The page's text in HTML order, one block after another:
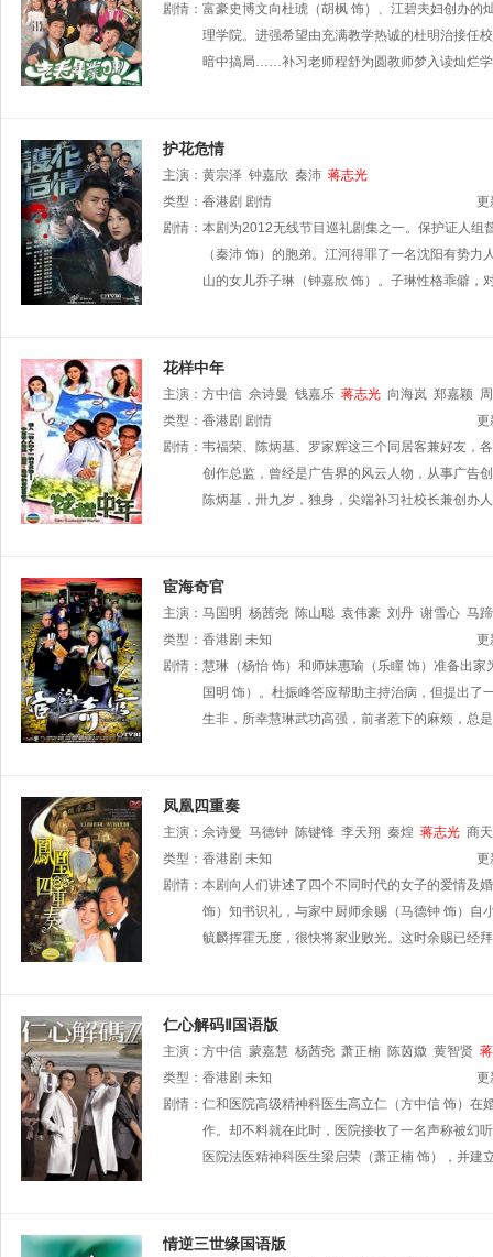
剧情： 富豪史博文向杜琥（胡枫 饰）、江碧夫妇创办的
理学院。进强希望由充满教学热诚的杜明治接任
暗中搞局……补习老师程舒为圆教师梦入读灿烂
护花危情
主演： 黄宗泽 钟嘉欣 秦沛 蒋志光
类型： 香港剧 剧情
更
剧情： 本剧为2012无线节目巡礼剧集之一。保护证人组
（秦沛 饰）的胞弟。江河得罪了一名沈阳有势
山的女儿乔子琳（钟嘉欣 饰）。子琳性格乖僻
花样中年
主演： 方中信 佘诗曼 钱嘉乐 蒋志光 向海岚 郑嘉颖
类型： 香港剧 剧情
更
剧情： 韦福荣、陈炳基、罗家辉这三个同居客兼好友，
创作总监，曾经是广告界的风云人物，从事广告
陈炳基，卅九岁，独身，尖端补习社校长兼创办
宦海奇官
主演： 马国明 杨茜尧 陈山聪 袁伟豪 刘丹 谢雪心 马
自瑶 曾航生 程可为
类型： 香港剧 未知
更
剧情： 慧琳（杨怡 饰）和师妹惠瑜（乐瞳 饰）准备出
国明 饰）。杜振峰答应帮助主持治病，但提出
生非，所幸慧琳武功高强，前者惹下的麻烦，总
凤凰四重奏
主演： 佘诗曼 马德钟 陈键锋 李天翔 秦煌 蒋志光 商
类型： 香港剧 未知
更
剧情： 本剧向人们讲述了四个不同时代的女子的爱情及
饰）知书识礼，与家中厨师余赐（马德钟 饰）自
毓麟挥霍无度，很快将家业败光。这时余赐已经
仁心解码Ⅱ国语版
主演： 方中信 蒙嘉慧 杨茜尧 萧正楠 陈茵媺 黄智贤
类型： 香港剧 未知
更
剧情： 仁和医院高级精神科医生高立仁（方中信 饰）在
作。却不料就在此时，医院接收了一名声称被幻
医院法医精神科医生梁启荣（萧正楠 饰），并
情逆三世缘国语版